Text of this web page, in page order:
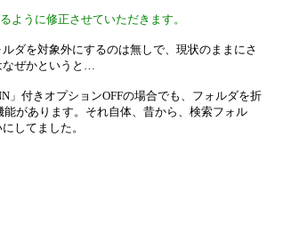
うに修正させていただきます。
ダを対象外にするのは無しで、現状のままにさ
なぜかというと…
」付きオプションOFFの場合でも、フォルダを折
能があります。それ自体、昔から、検索フォル
してました。